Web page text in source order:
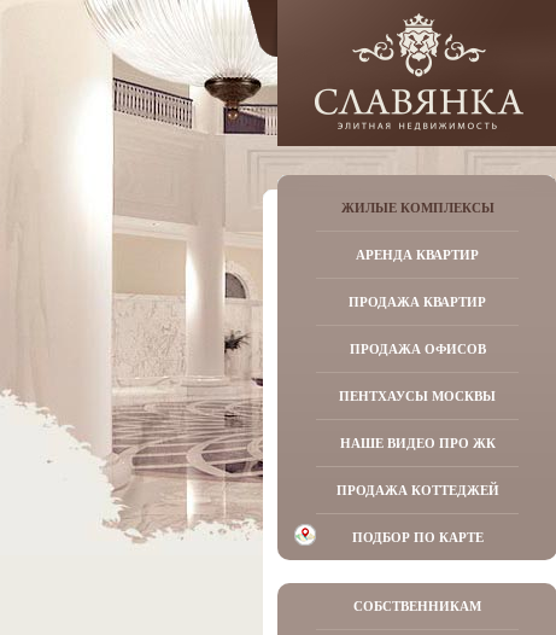
ЖИЛЫЕ КОМПЛЕКСЫ
АРЕНДА КВАРТИР
ПРОДАЖА КВАРТИР
ПРОДАЖА ОФИСОВ
ПЕНТХАУСЫ МОСКВЫ
НАШЕ ВИДЕО ПРО ЖК
ПРОДАЖА КОТТЕДЖЕЙ
ПОДБОР ПО КАРТЕ
СОБСТВЕННИКАМ